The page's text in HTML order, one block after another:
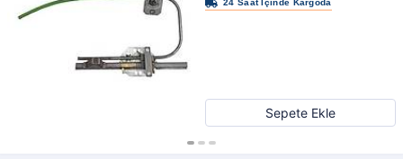
Sepete Ekle